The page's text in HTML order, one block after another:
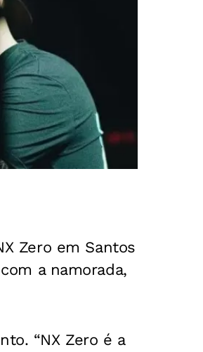
Zero em Santos
a namorada,
“NX Zero é a